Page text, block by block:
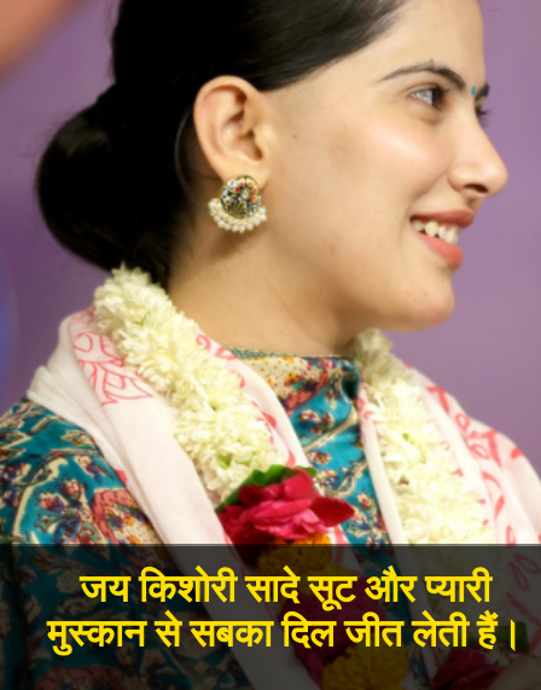
जय किशोरी सादे सूट और प्यारी
मुस्कान से सबका दिल जीत लेती हैं।